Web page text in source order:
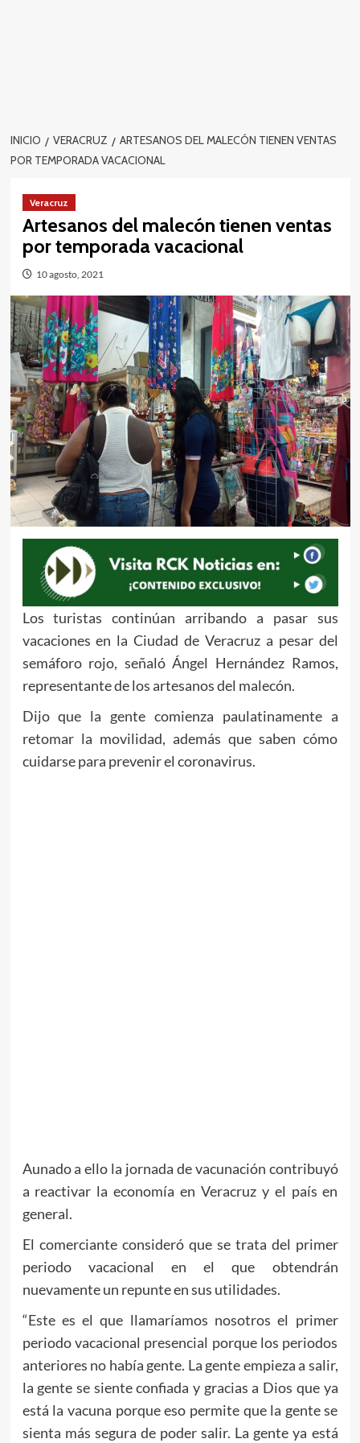
INICIO VERACRUZ
ARTESANOS DEL MALECÓN TIENEN VENTAS
POR TEMPORADA VACACIONAL
Veracruz
Artesanos del malecón tienen ventas
por temporada vacacional
10 agosto, 2021
Los turistas continúan arribando a pasar sus
vacaciones en la Ciudad de Veracruz a pesar del
semáforo rojo, señaló Ángel Hernández Ramos,
representante de los artesanos del malecón.
Dijo que la gente comienza paulatinamente a
retomar la movilidad, además que saben cómo
cuidarse para prevenir el coronavirus.
Aunado a ello la jornada de vacunación contribuyó
a reactivar la economía en Veracruz y el país en
general.
El comerciante consideró que se trata del primer
periodo vacacional en el que obtendrán
nuevamente un repunte en sus utilidades.
“Este es el que llamaríamos nosotros el primer
periodo vacacional presencial porque los periodos
anteriores no había gente. La gente empieza a salir,
la gente se siente confiada y gracias a Dios que ya
está la vacuna porque eso permite que la gente se
sienta más segura de poder salir. La gente ya está